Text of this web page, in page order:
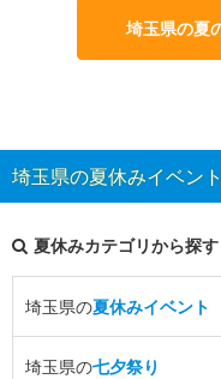
埼玉県の夏
埼玉県の夏休みイベン
夏休みカテゴリから探す
埼玉県の夏休みイベント
埼玉県の七夕祭り